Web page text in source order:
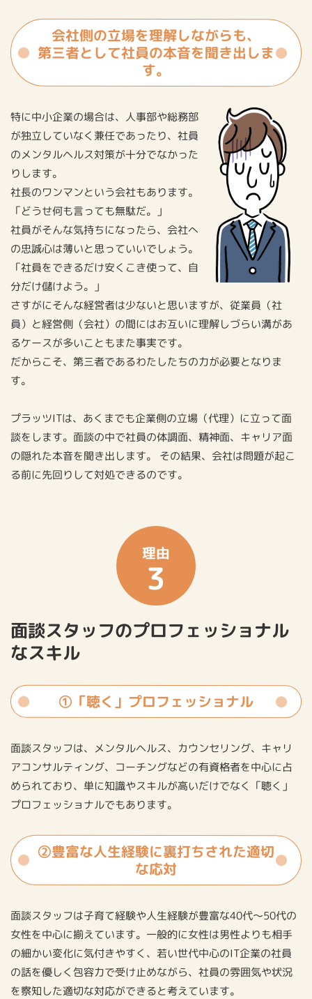
会社側の立場を理解しながらも、
第三者として社員の本音を聞き出しま
す。
特に中小企業の場合は、人事部や総務部
が独立していなく兼任であったり、社員
のメンタルヘルス対策が十分でなかった
りします。
社長のワンマンという会社もあります。
「どうせ何も言っても無駄だ。」
社員がそんな気持ちになったら、会社へ
の忠誠心は薄いと思っていいでしょう。
「社員をできるだけ安くこき使って、自
分だけ儲けよう。」
さすがにそんな経営者は少ないと思いますが、従業員（社
員）と経営側（会社）の間にはお互いに理解しづらい溝があ
るケースが多いこともまた事実です。
だからこそ、第三者であるわたしたちの力が必要となりま
す。
プラッツITは、あくまでも企業側の立場（代理）に立って面
談をします。面談の中で社員の体調面、精神面、キャリア面
の隠れた本音を聞き出します。 その結果、会社は問題が起こ
る前に先回りして対処できるのです。
理由
3
面談スタッフのプロフェッショナル
なスキル
①「聴く」プロフェッショナル
面談スタッフは、メンタルヘルス、カウンセリング、キャリ
アコンサルティング、コーチングなどの有資格者を中心に占
められており、単に知識やスキルが高いだけでなく「聴く」
プロフェッショナルでもあります。
②豊富な人生経験に裏打ちされた適切
な応対
面談スタッフは子育て経験や人生経験が豊富な40代〜50代の
⼥性を中⼼に揃えています。⼀般的に⼥性は男性よりも相⼿
の細かい変化に気付きやすく、若い世代中⼼のIT企業の社員
の話を優しく包容⼒で受け⽌めながら、社員の雰囲気や状況
を察知した適切な対応ができると考えています。